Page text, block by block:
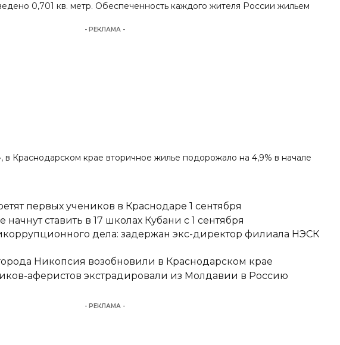
0,701 кв. метр. Обеспеченность каждого жителя России жильем
- РЕКЛАМА -
в Краснодарском крае вторичное жилье подорожало на 4,9% в начале
первых учеников в Краснодаре 1 сентября
ставить в 17 школах Кубани с 1 сентября
дела: задержан экс-директор филиала НЭСК
Никопсия возобновили в Краснодарском крае
аферистов экстрадировали из Молдавии в Россию
- РЕКЛАМА -